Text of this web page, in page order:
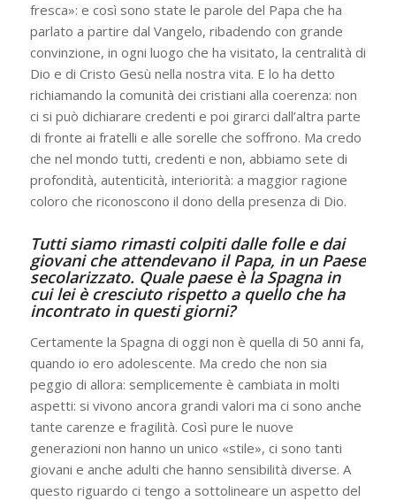
fresca»: e così sono state le parole del Papa che ha
parlato a partire dal Vangelo, ribadendo con grande
convinzione, in ogni luogo che ha visitato, la centralità di
Dio e di Cristo Gesù nella nostra vita. E lo ha detto
richiamando la comunità dei cristiani alla coerenza: non
ci si può dichiarare credenti e poi girarci dall’altra parte
di fronte ai fratelli e alle sorelle che soffrono. Ma credo
che nel mondo tutti, credenti e non, abbiamo sete di
profondità, autenticità, interiorità: a maggior ragione
coloro che riconoscono il dono della presenza di Dio.
Tutti siamo rimasti colpiti dalle folle e dai
giovani che attendevano il Papa, in un Paese
secolarizzato. Quale paese è la Spagna in
cui lei è cresciuto rispetto a quello che ha
incontrato in questi giorni?
Certamente la Spagna di oggi non è quella di 50 anni fa,
quando io ero adolescente. Ma credo che non sia
peggio di allora: semplicemente è cambiata in molti
aspetti: si vivono ancora grandi valori ma ci sono anche
tante carenze e fragilità. Così pure le nuove
generazioni non hanno un unico «stile», ci sono tanti
giovani e anche adulti che hanno sensibilità diverse. A
questo riguardo ci tengo a sottolineare un aspetto del